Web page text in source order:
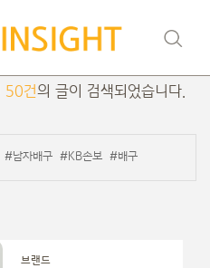
50건의 글이 검색되었습니다.
#남자배구 #KB손보 #배구
브랜드